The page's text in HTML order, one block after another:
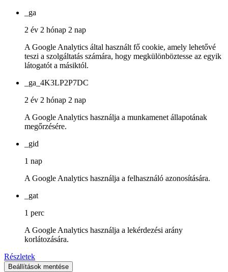
_ga
2 év 2 hónap 2 nap
A Google Analytics által használt fő cookie, amely lehetővé
teszi a szolgáltatás számára, hogy megkülönböztesse az egyik
látogatót a másiktól.
_ga_4K3LP2P7DC
2 év 2 hónap 2 nap
A Google Analytics használja a munkamenet állapotának
megőrzésére.
_gid
1 nap
A Google Analytics használja a felhasználó azonosítására.
_gat
1 perc
A Google Analytics használja a lekérdezési arány
korlátozására.
Részletek
Beállítások mentése